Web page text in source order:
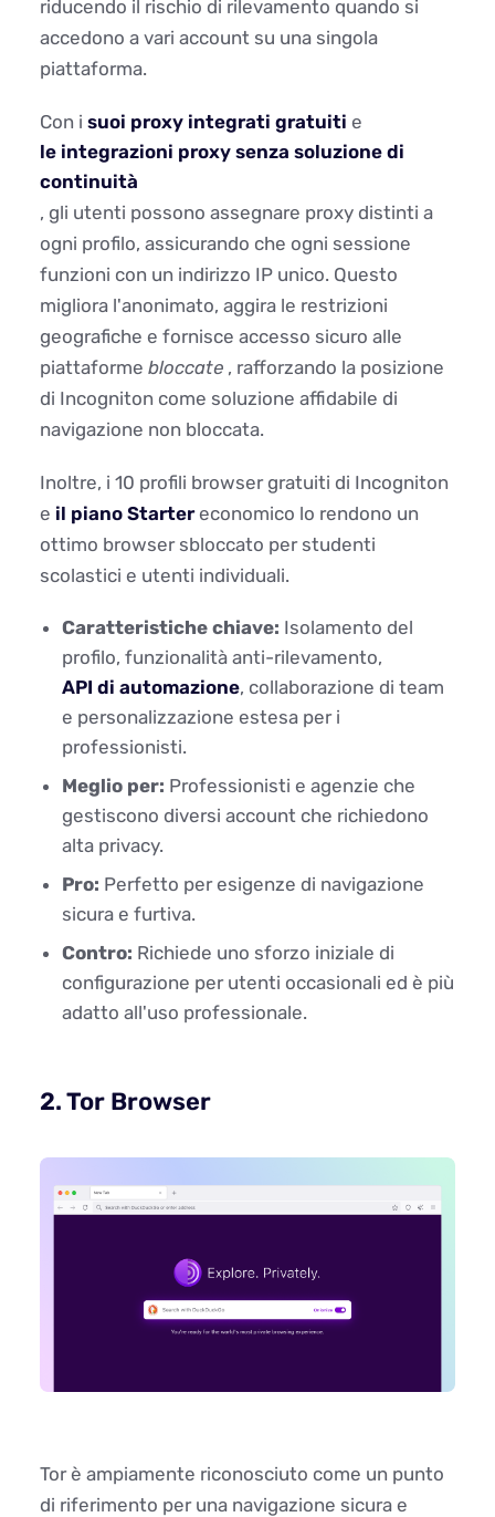
riducendo il rischio di rilevamento quando si
accedono a vari account su una singola
piattaforma.
Con i suoi proxy integrati gratuiti e
le integrazioni proxy senza soluzione di
continuità
, gli utenti possono assegnare proxy distinti a
ogni profilo, assicurando che ogni sessione
funzioni con un indirizzo IP unico. Questo
migliora l'anonimato, aggira le restrizioni
geografiche e fornisce accesso sicuro alle
piattaforme bloccate , rafforzando la posizione
di Incogniton come soluzione affidabile di
navigazione non bloccata.
Inoltre, i 10 profili browser gratuiti di Incogniton
e il piano Startereconomico lo rendono un
ottimo browser sbloccato per studenti
scolastici e utenti individuali.
Caratteristiche chiave: Isolamento del
profilo, funzionalità anti-rilevamento,
API di automazione, collaborazione di team
e personalizzazione estesa per i
professionisti.
Meglio per: Professionisti e agenzie che
gestiscono diversi account che richiedono
alta privacy.
Pro: Perfetto per esigenze di navigazione
sicura e furtiva.
Contro: Richiede uno sforzo iniziale di
configurazione per utenti occasionali ed è più
adatto all'uso professionale.
2. Tor Browser
Tor è ampiamente riconosciuto come un punto
di riferimento per una navigazione sicura e